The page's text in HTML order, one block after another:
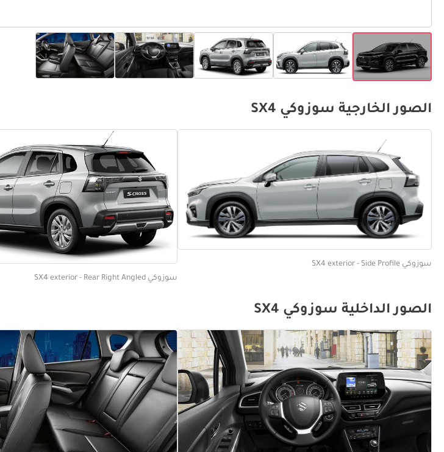
الصور الخارجية سوزوكي SX4
سوزوكي SX4 exterior - Side Profile
سوزوكي SX4 exterior - Rear Right Angled
الصور الداخلية سوزوكي SX4